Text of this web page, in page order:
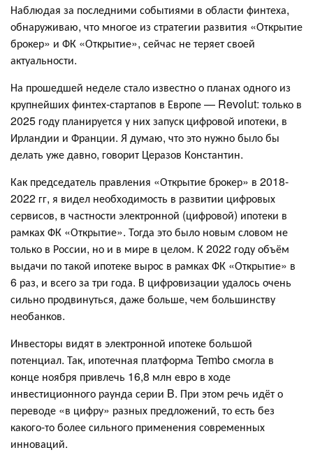
Наблюдая за последними событиями в области финтеха,
обнаруживаю, что многое из стратегии развития «Открытие
брокер» и ФК «Открытие», сейчас не теряет своей
актуальности.
На прошедшей неделе стало известно о планах одного из
крупнейших финтех-стартапов в Европе — Revolut: только в
2025 году планируется у них запуск цифровой ипотеки, в
Ирландии и Франции. Я думаю, что это нужно было бы
делать уже давно, говорит Церазов Константин.
Как председатель правления «Открытие брокер» в 2018-
2022 гг, я видел необходимость в развитии цифровых
сервисов, в частности электронной (цифровой) ипотеки в
рамках ФК «Открытие». Тогда это было новым словом не
только в России, но и в мире в целом. К 2022 году объём
выдачи по такой ипотеке вырос в рамках ФК «Открытие» в
6 раз, и всего за три года. В цифровизации удалось очень
сильно продвинуться, даже больше, чем большинству
необанков.
Инвесторы видят в электронной ипотеке большой
потенциал. Так, ипотечная платформа Tembo смогла в
конце ноября привлечь 16,8 млн евро в ходе
инвестиционного раунда серии B. При этом речь идёт о
переводе «в цифру» разных предложений, то есть без
какого-то более сильного применения современных
инноваций.